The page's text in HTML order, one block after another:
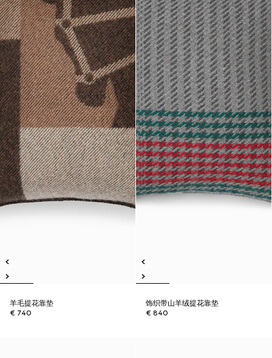
羊毛提花靠垫
€ 740
饰织带山羊绒提花靠垫
€ 840